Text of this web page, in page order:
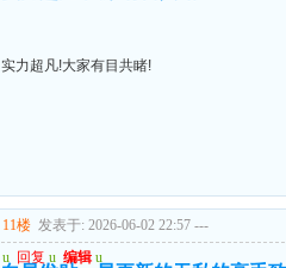
实力超凡!大家有目共睹!
11楼 发表于: 2026-06-02 22:57 ---
u 回复 u 编辑 u